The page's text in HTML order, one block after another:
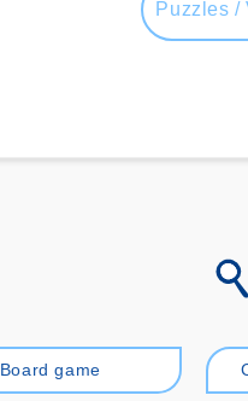
Puzzles /
Board game